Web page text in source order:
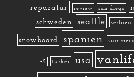
reparatur review san diego
schweden seattle serbien
snowboard spanien
t5 türkei usa